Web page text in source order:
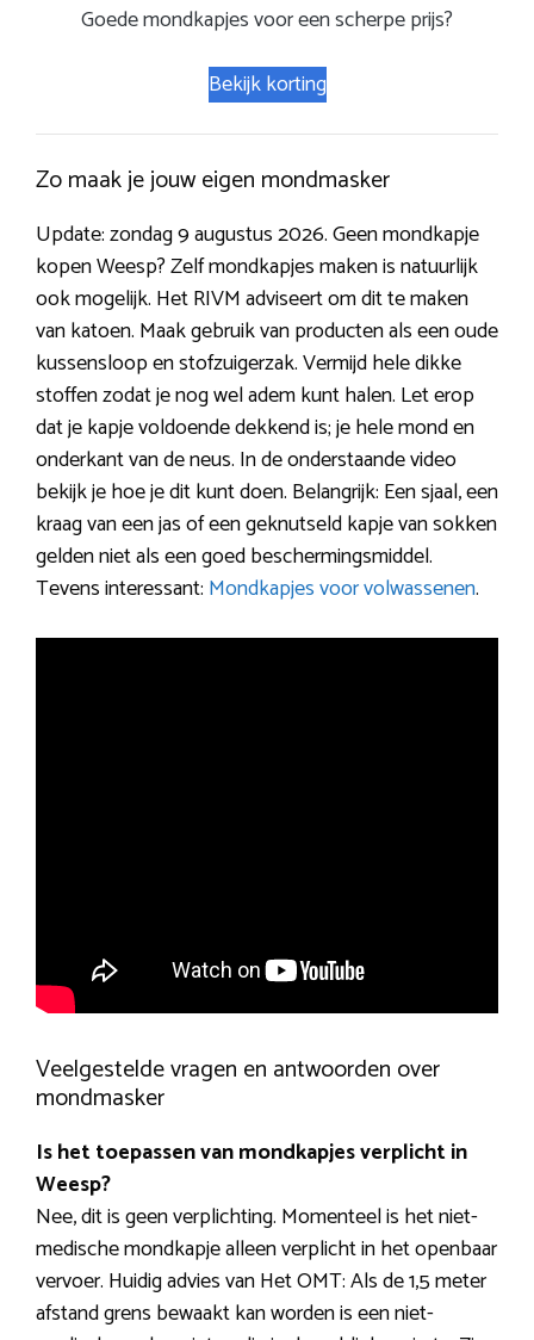
Goede mondkapjes voor een scherpe prijs?
Bekijk korting
Zo maak je jouw eigen mondmasker
Update: zondag 9 augustus 2026. Geen mondkapje
kopen Weesp? Zelf mondkapjes maken is natuurlijk
ook mogelijk. Het RIVM adviseert om dit te maken
van katoen. Maak gebruik van producten als een oude
kussensloop en stofzuigerzak. Vermijd hele dikke
stoffen zodat je nog wel adem kunt halen. Let erop
dat je kapje voldoende dekkend is; je hele mond en
onderkant van de neus. In de onderstaande video
bekijk je hoe je dit kunt doen. Belangrijk: Een sjaal, een
kraag van een jas of een geknutseld kapje van sokken
gelden niet als een goed beschermingsmiddel.
Tevens interessant: Mondkapjes voor volwassenen.
Veelgestelde vragen en antwoorden over
mondmasker
Is het toepassen van mondkapjes verplicht in
Weesp?
Nee, dit is geen verplichting. Momenteel is het niet-
medische mondkapje alleen verplicht in het openbaar
vervoer. Huidig advies van Het OMT: Als de 1,5 meter
afstand grens bewaakt kan worden is een niet-